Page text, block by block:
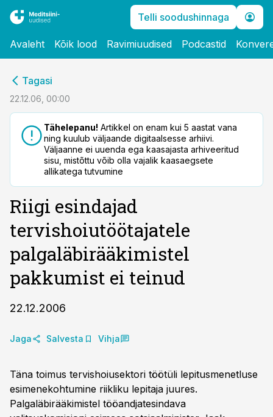
Telli soodushinnaga
Avaleht Kõik lood Ravimiuudised Podcastid
Tagasi
22.12.06, 00:00
Tähelepanu! Artikkel on enam kui 5 aastat vana
ning kuulub väljaande digitaalsesse arhiivi.
Väljaanne ei uuenda ega kaasajasta arhiveeritud
sisu, mistõttu võib olla vajalik kaasaegsete
allikatega tutvumine
Riigi esindajad
tervishoiutöötajatele
palgaläbirääkimistel
pakkumist ei teinud
22.12.2006
Jaga Salvesta Vihja
Täna toimus tervishoiusektori töötüli lepitusmenetluse
esimenekohtumine riikliku lepitaja juures.
Palgaläbirääkimistel tööandjatesindava